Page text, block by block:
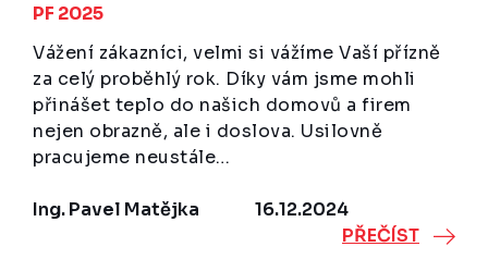
PF 2025
Vážení zákazníci, velmi si vážíme Vaší přízně
za celý proběhlý rok. Díky vám jsme mohli
přinášet teplo do našich domovů a firem
nejen obrazně, ale i doslova. Usilovně
pracujeme neustále…
Ing. Pavel Matějka
16.12.2024
PŘEČÍST